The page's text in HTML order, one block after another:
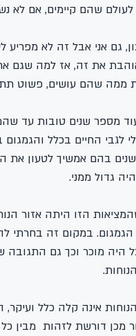
שהם קיימים, אם לא
גם אני אבל זה לא מפריע
את זה, אז למה שגם
ממה שהם עושים, פשוט
מספר שנים טובות עד
החיים בכלל והגמגום
בהם אמשיך לטעון את
גדול ממני.
שהמציאות הזו היתה אזור
הגמגום. במקום זה בחרתי
היה מוכר וכך גם
אינה קלה כלל
מכן דורשת לזהות  מבין כל